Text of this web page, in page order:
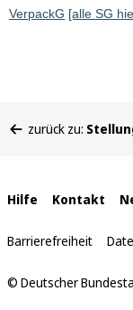
VerpackG [alle SG
befinden
zurück zu:
Interne
Links
Hilfe Kontakt
Barrierefreiheit
© Deutscher